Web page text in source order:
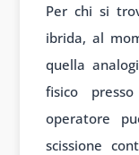
Per chi si
ibrida, al
quella
fisico
operatore
scissione